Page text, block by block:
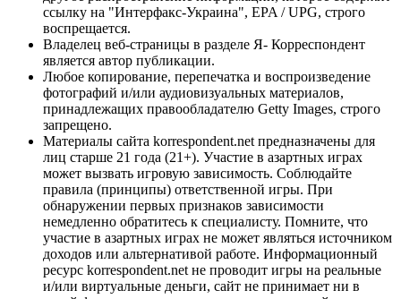
ссылку на "Интерфакс-Украина", EPA / UPG, строго
воспрещается.
Владелец веб-страницы в разделе Я- Корреспондент
является автор публикации.
Любое копирование, перепечатка и воспроизведение
фотографий и/или аудиовизуальных материалов,
принадлежащих правообладателю Getty Images, строго
запрещено.
Материалы сайта korrespondent.net предназначены для
лиц старше 21 года (21+). Участие в азартных играх
может вызвать игровую зависимость. Соблюдайте
правила (принципы) ответственной игры. При
обнаружении первых признаков зависимости
немедленно обратитесь к специалисту. Помните, что
участие в азартных играх не может являться источником
доходов или альтернативой работе. Информационный
ресурс korrespondent.net не проводит игры на реальные
и/или виртуальные деньги, сайт не принимает ни в